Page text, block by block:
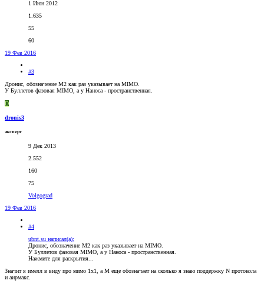
1 Июн 2012
1.635
55
60
19 Фев 2016
#3
Дронис, обозначение М2 как раз указывает на MIMO.
У Буллетов фазовая MIMO, а у Наноса - пространственная.
D
dronis3
эксперт
9 Дек 2013
2.552
160
75
Volgograd
19 Фев 2016
#4
ubnt.su написал(а):
Дронис, обозначение М2 как раз указывает на MIMO.
У Буллетов фазовая MIMO, а у Наноса - пространственная.
Нажмите для раскрытия...
Значит я имелл в виду про мимо 1х1, а M еще обозначает на сколько я знаю поддержку N протокола
и аирмакс.